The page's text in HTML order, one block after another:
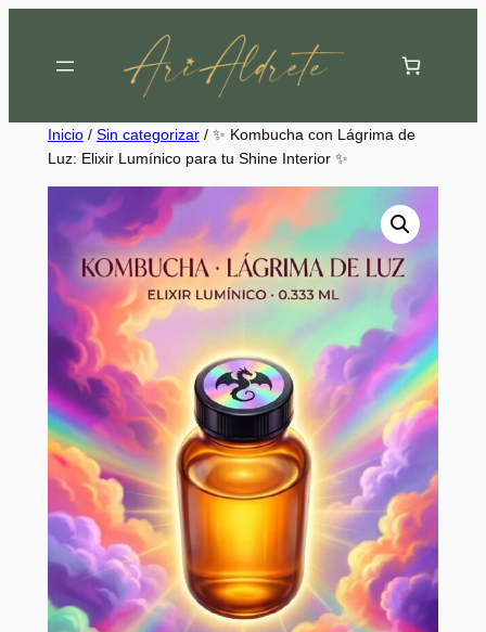
contenido
Inicio/ Sin categorizar/ ✨ Kombucha con Lágrima de
Luz: Elixir Lumínico para tu Shine Interior ✨